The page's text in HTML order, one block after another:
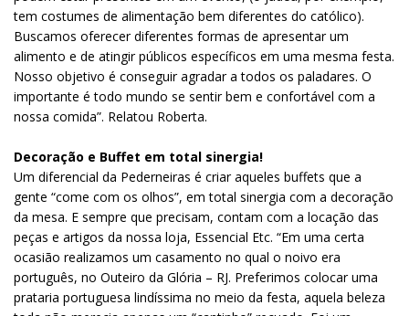
tem costumes de alimentação bem diferentes do católico).
Buscamos oferecer diferentes formas de apresentar um
alimento e de atingir públicos específicos em uma mesma festa.
Nosso objetivo é conseguir agradar a todos os paladares. O
importante é todo mundo se sentir bem e confortável com a
nossa comida”. Relatou Roberta.
Decoração e Buffet em total sinergia!
Um diferencial da Pederneiras é criar aqueles buffets que a
gente “come com os olhos”, em total sinergia com a decoração
da mesa. E sempre que precisam, contam com a locação das
peças e artigos da nossa loja, Essencial Etc. “Em uma certa
ocasião realizamos um casamento no qual o noivo era
português, no Outeiro da Glória – RJ. Preferimos colocar uma
prataria portuguesa lindíssima no meio da festa, aquela beleza